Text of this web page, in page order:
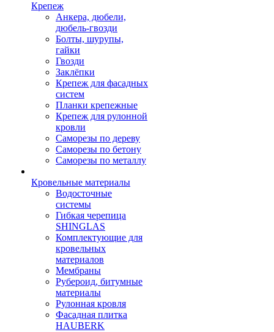
Крепеж
Анкера, дюбели,
дюбель-гвозди
Болты, шурупы,
гайки
Гвозди
Заклёпки
Крепеж для фасадных
систем
Планки крепежные
Крепеж для рулонной
кровли
Саморезы по дереву
Саморезы по бетону
Саморезы по металлу
Кровельные материалы
Водосточные
системы
Гибкая черепица
SHINGLAS
Комплектующие для
кровельных
материалов
Мембраны
Рубероид, битумные
материалы
Рулонная кровля
Фасадная плитка
HAUBERK